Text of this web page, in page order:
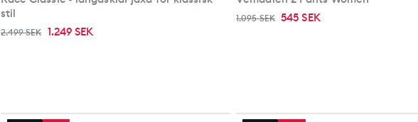
stil
2.499 SEK 1.249 SEK
1.095 SEK 545 SEK